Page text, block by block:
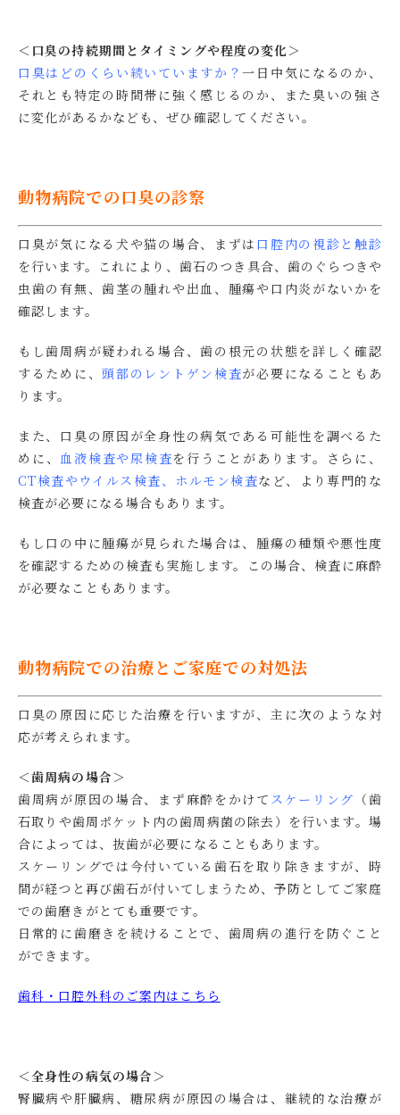
＜口臭の持続期間とタイミングや程度の変化＞
口臭はどのくらい続いていますか？一日中気になるのか、
それとも特定の時間帯に強く感じるのか、また臭いの強さ
に変化があるかなども、ぜひ確認してください。
動物病院での口臭の診察
口臭が気になる犬や猫の場合、まずは 口腔内の視診と触診
を行います。これにより、歯石のつき具合、歯のぐらつきや
虫歯の有無、歯茎の腫れや出血、腫瘍や口内炎がないかを
確認します。
もし歯周病が疑われる場合、歯の根元の状態を詳しく確認
するために、頭部のレントゲン検査が必要になることもあ
ります。
また、口臭の原因が全身性の病気である可能性を調べるた
めに、血液検査や尿検査を行うことがあります。さらに、
CT検査やウイルス検査、ホルモン検査など、より専門的な
検査が必要になる場合もあります。
もし口の中に腫瘍が見られた場合は、腫瘍の種類や悪性度
を確認するための検査も実施します。この場合、検査に麻酔
が必要なこともあります。
動物病院での治療とご家庭での対処法
口臭の原因に応じた治療を行いますが、主に次のような対
応が考えられます。
＜歯周病の場合＞
歯周病が原因の場合、まず麻酔をかけて スケーリング （歯
石取りや歯周ポケット内の歯周病菌の除去）を行います。場
合によっては、抜歯が必要になることもあります。
スケーリングでは今付いている歯石を取り除きますが、時
間が経つと再び歯石が付いてしまうため、予防としてご家庭
での歯磨きがとても重要です。
日常的に歯磨きを続けることで、歯周病の進行を防ぐこと
ができます。
歯科・口腔外科のご案内はこちら
＜全身性の病気の場合＞
腎臓病や肝臓病、糖尿病が原因の場合は、継続的な治療が